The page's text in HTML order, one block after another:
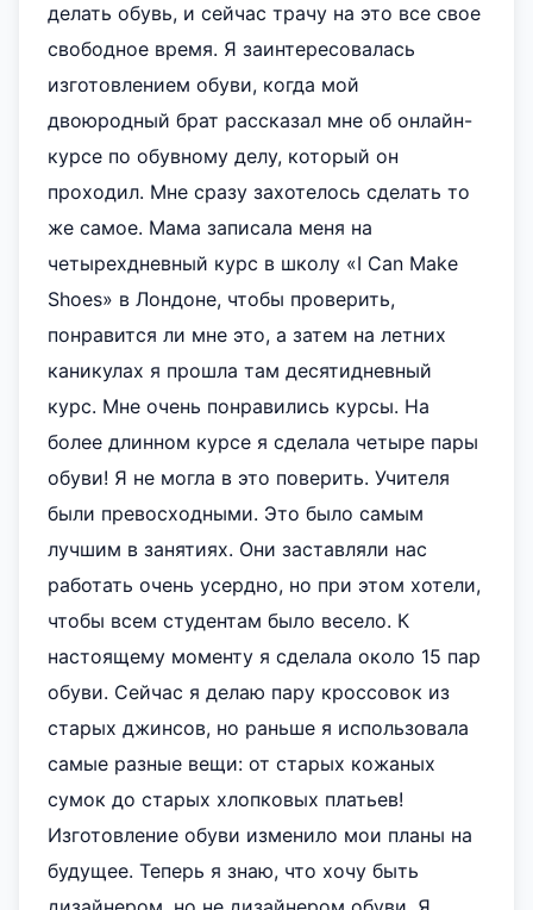
делать обувь, и сейчас трачу на это все свое
свободное время. Я заинтересовалась
изготовлением обуви, когда мой
двоюродный брат рассказал мне об онлайн-
курсе по обувному делу, который он
проходил. Мне сразу захотелось сделать то
же самое. Мама записала меня на
четырехдневный курс в школу «I Can Make
Shoes» в Лондоне, чтобы проверить,
понравится ли мне это, а затем на летних
каникулах я прошла там десятидневный
курс. Мне очень понравились курсы. На
более длинном курсе я сделала четыре пары
обуви! Я не могла в это поверить. Учителя
были превосходными. Это было самым
лучшим в занятиях. Они заставляли нас
работать очень усердно, но при этом хотели,
чтобы всем студентам было весело. К
настоящему моменту я сделала около 15 пар
обуви. Сейчас я делаю пару кроссовок из
старых джинсов, но раньше я использовала
самые разные вещи: от старых кожаных
сумок до старых хлопковых платьев!
Изготовление обуви изменило мои планы на
будущее. Теперь я знаю, что хочу быть